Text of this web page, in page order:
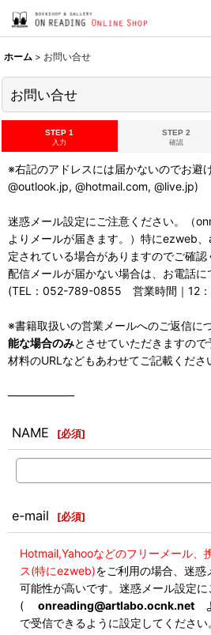
ホーム > お問い合せ
お問い合せ
STEP 1
入力
STEP 2
確認
※右記のアドレスには届かないのでお避
@outlook.jp, @hotmail.com, @live.jp)
迷惑メール設定にご注意ください。（
よりメールが届きます。）特にezweb
定されている場合がありますのでご確
配信メールが届かない場合は、お電話に
(TEL：052-789-0855 営業時間｜12
※書籍取扱いの営業メールへのご返信に
能な場合のみとさせていただきますの
材料のURLなどもあわせてご記載くださ
――――――
NAME [必須]
e-mail [必須]
Hotmail,Yahooなどのフリーメール、
ス(特にezweb)をご利用の場合、迷惑
可能性が高いです。迷惑メール設定に
( onreading@artlabo.ocnk.net
で受信できるように設定してください